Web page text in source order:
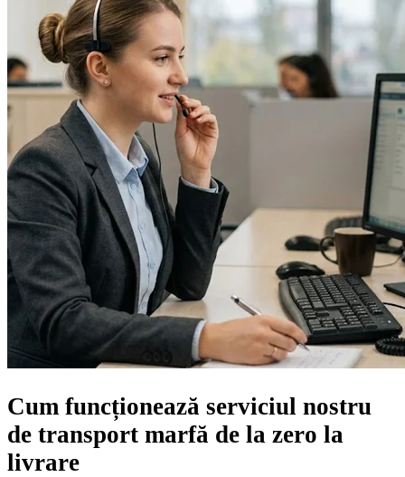
Cum funcționează serviciul nostru
de transport marfă de la zero la
livrare